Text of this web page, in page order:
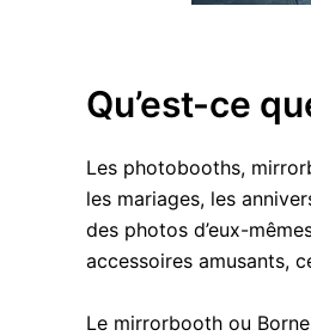
Qu’est-ce
Les photobooths,
les mariages, les
des photos d’eux-
accessoires amusants,
Le mirrorbooth ou